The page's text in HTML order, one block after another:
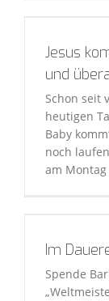
Jesus
und
Schon seit
heutigen
Baby
noch
am
Im
Spende